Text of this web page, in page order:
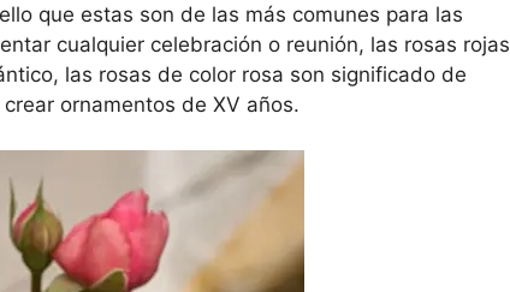
que estas son de las más comunes para las
cualquier celebración o reunión, las rosas rojas
las rosas de color rosa son significado de
ornamentos de XV años.